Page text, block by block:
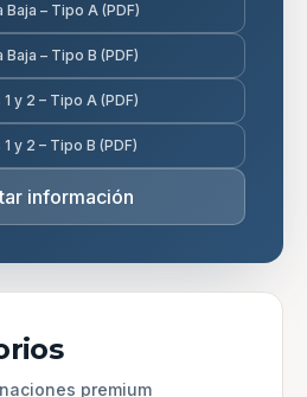
Baja – Tipo A (PDF)
Baja – Tipo B (PDF)
y 2 – Tipo A (PDF)
y 2 – Tipo B (PDF)
información
premium